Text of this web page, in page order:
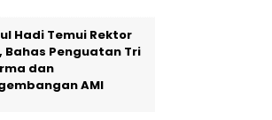
Hadi Temui Rektor
Bahas Penguatan Tri
dan
AMI